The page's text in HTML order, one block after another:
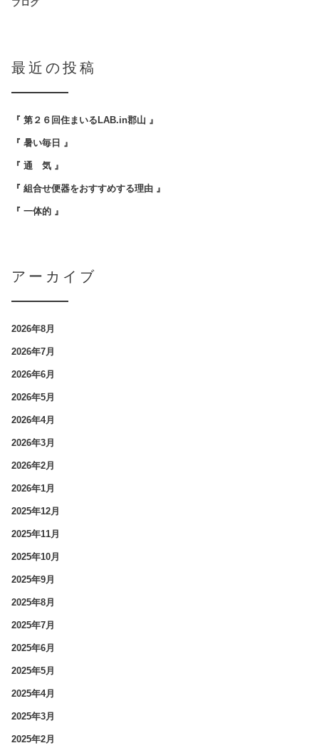
ブログ
最近の投稿
『 第２６回住まいるLAB.in郡山 』
『 暑い毎日 』
『 通 気 』
『 組合せ便器をおすすめする理由 』
『 一体的 』
アーカイブ
2026年8月
2026年7月
2026年6月
2026年5月
2026年4月
2026年3月
2026年2月
2026年1月
2025年12月
2025年11月
2025年10月
2025年9月
2025年8月
2025年7月
2025年6月
2025年5月
2025年4月
2025年3月
2025年2月